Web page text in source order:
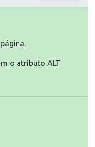
o atributo ALT